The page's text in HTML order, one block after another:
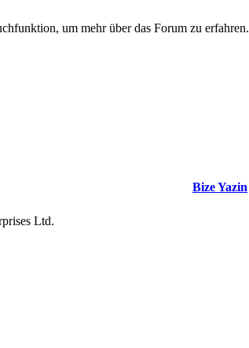
um mehr über das Forum zu erfahren.
Bize Yazin
Ltd.